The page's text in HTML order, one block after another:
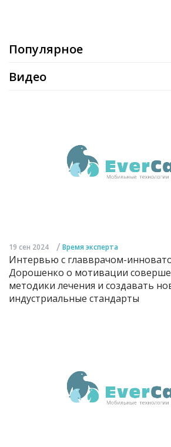
Популярное
Видео
19 сен 2024 / Время эксперта
Интервью с главврачом-
Дорошенко о мотивации
методики лечения и создавать
индустриальные стандарты